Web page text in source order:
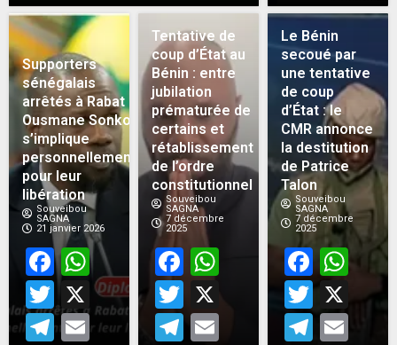
Supporters
sénégalais
arrêtés à Rabat :
Ousmane Sonko
s’implique
personnellement
pour leur
libération
Souveibou
SAGNA
21 janvier 2026
Facebook
WhatsApp
Twitter
X
Telegram
Email
Tentative de
coup d’État au
Bénin : entre
jubilation
prématurée de
certains et
rétablissement
de l’ordre
constitutionnel
Souveibou
SAGNA
7 décembre
2025
Facebook
WhatsApp
Twitter
Telegram
Email
Le Bénin
secoué par
une tentative
de coup
d’État : le
CMR annonce
la destitution
de Patrice
Talon
Souveibou
SAGNA
7 décembre
2025
X